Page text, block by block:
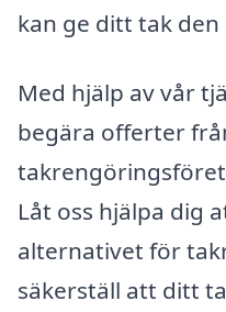
kan ge ditt tak
Med hjälp av vår
begära offerter
Låt oss hjälpa dig
alternativet för
säkerställ att ditt